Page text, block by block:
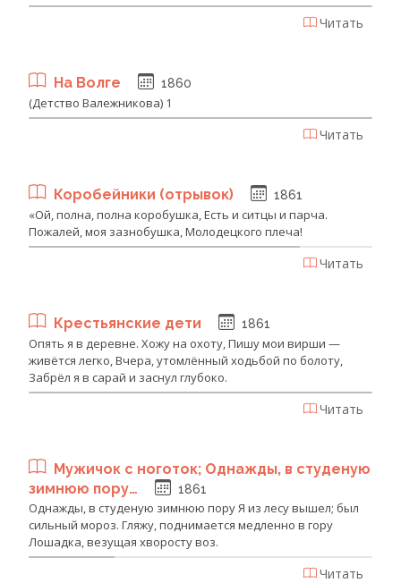
Читать
На Волге 1860
(Детство Валежникова) ‎1
Читать
Коробейники (отрывок) 1861
«Ой, полна, полна коробушка, Есть и ситцы и парча.
Пожалей, моя зазнобушка, Молодецкого плеча!
Читать
Крестьянские дети 1861
Опять я в деревне. Хожу на охоту, Пишу мои вирши —
живётся легко, Вчера, утомлённый ходьбой по болоту,
Забрёл я в сарай и заснул глубоко.
Читать
Мужичок с ноготок; Однажды, в студеную
зимнюю пору…
1861
Однажды, в студеную зимнюю пору Я из лесу вышел; был
сильный мороз. Гляжу, поднимается медленно в гору
Лошадка, везущая хворосту воз.
Читать